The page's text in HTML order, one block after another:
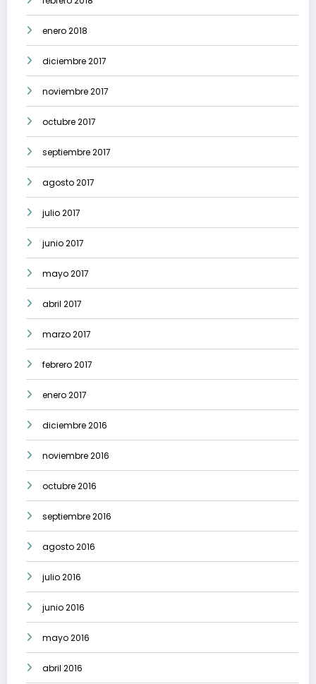
enero 2018
diciembre 2017
noviembre 2017
octubre 2017
septiembre 2017
agosto 2017
julio 2017
junio 2017
mayo 2017
abril 2017
marzo 2017
febrero 2017
enero 2017
diciembre 2016
noviembre 2016
octubre 2016
septiembre 2016
agosto 2016
julio 2016
junio 2016
mayo 2016
abril 2016